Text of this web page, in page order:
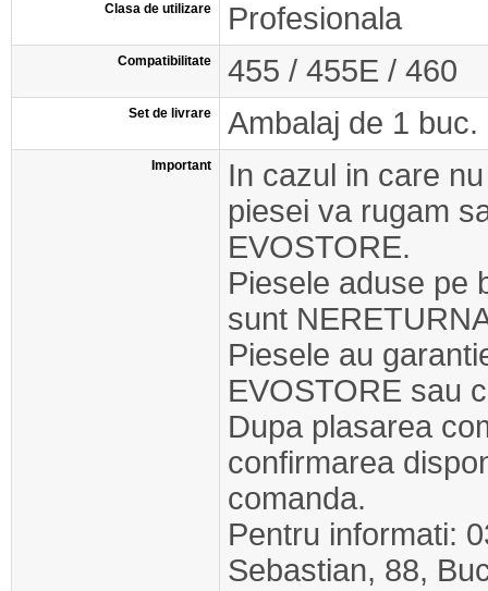
Clasa de utilizare Profesionala
Compatibilitate 455 / 455E / 460
Set de livrare Ambalaj de 1 buc.
Important
In cazul in care
piesei va rugam
EVOSTORE.
Piesele aduse pe
sunt
Piesele au
EVOSTORE sau
Dupa plasarea
confirmarea
comanda.
Pentru informati:
Sebastian, 88,